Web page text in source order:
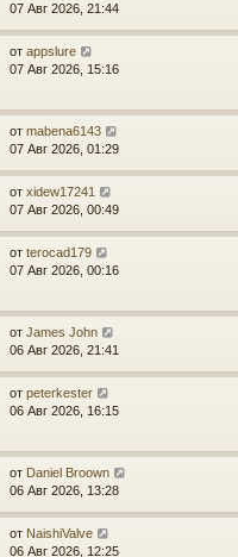
07 Авг 2026, 21:44
от appslure
07 Авг 2026, 15:16
от mabena6143
07 Авг 2026, 01:29
от xidew17241
07 Авг 2026, 00:49
от terocad179
07 Авг 2026, 00:16
от James John
06 Авг 2026, 21:41
от peterkester
06 Авг 2026, 16:15
от Daniel Broown
06 Авг 2026, 13:28
от NaishiValve
06 Авг 2026, 12:25